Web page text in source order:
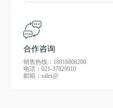
合作咨询
销售热线：18916808200
电话：021-37829910
邮箱：sales@